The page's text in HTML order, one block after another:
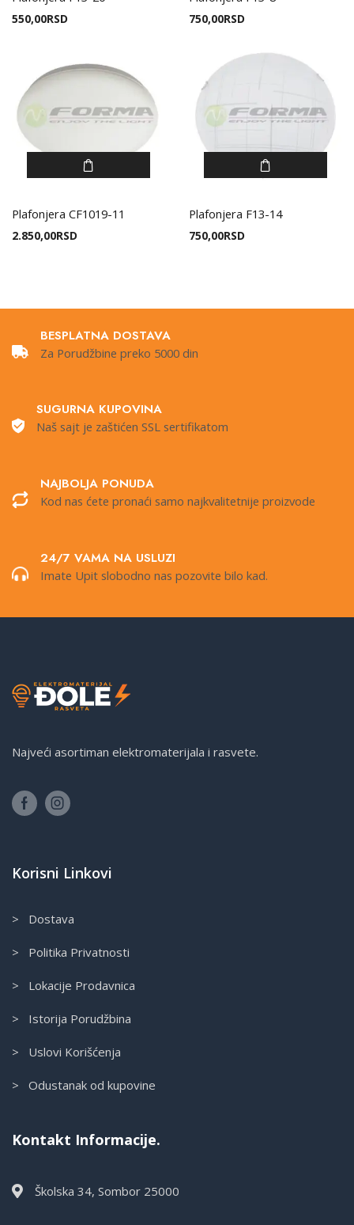
550,00RSD 750,00RSD
Plafonjera CF1019-11
2.850,00RSD
Plafonjera F13-14
750,00RSD
BESPLATNA DOSTAVA
Za Porudžbine preko 5000 din
SUGURNA KUPOVINA
Naš sajt je zaštićen SSL sertifikatom
NAJBOLJA PONUDA
Kod nas ćete pronaći samo najkvalitetnije proizvode
24/7 VAMA NA USLUZI
Imate Upit slobodno nas pozovite bilo kad.
Najveći asortiman elektromaterijala i rasvete.
Korisni Linkovi
> Dostava
> Politika Privatnosti
> Lokacije Prodavnica
> Istorija Porudžbina
> Uslovi Korišćenja
> Odustanak od kupovine
Kontakt Informacije.
Školska 34, Sombor 25000